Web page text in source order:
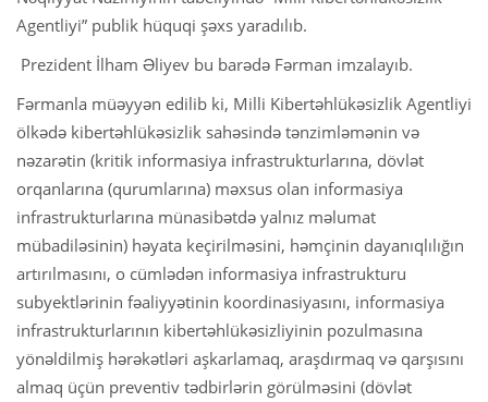
Agentliyi” publik hüquqi şəxs yaradılıb.
Prezident İlham Əliyev bu barədə Fərman imzalayıb.
Fərmanla müəyyən edilib ki, Milli Kibertəhlükəsizlik Agentliyi
ölkədə kibertəhlükəsizlik sahəsində tənzimləmənin və
nəzarətin (kritik informasiya infrastrukturlarına, dövlət
orqanlarına (qurumlarına) məxsus olan informasiya
infrastrukturlarına münasibətdə yalnız məlumat
mübadiləsinin) həyata keçirilməsini, həmçinin dayanıqlılığın
artırılmasını, o cümlədən informasiya infrastrukturu
subyektlərinin fəaliyyətinin koordinasiyasını, informasiya
infrastrukturlarının kibertəhlükəsizliyinin pozulmasına
yönəldilmiş hərəkətləri aşkarlamaq, araşdırmaq və qarşısını
almaq üçün preventiv tədbirlərin görülməsini (dövlət